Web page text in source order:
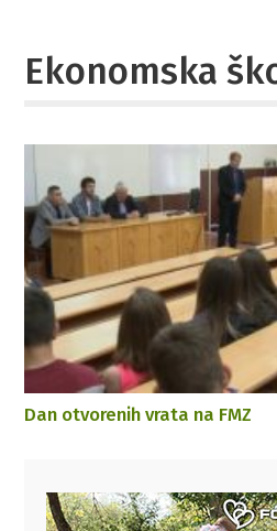
Ekonomska
Dan otvorenih vrata na FMZ